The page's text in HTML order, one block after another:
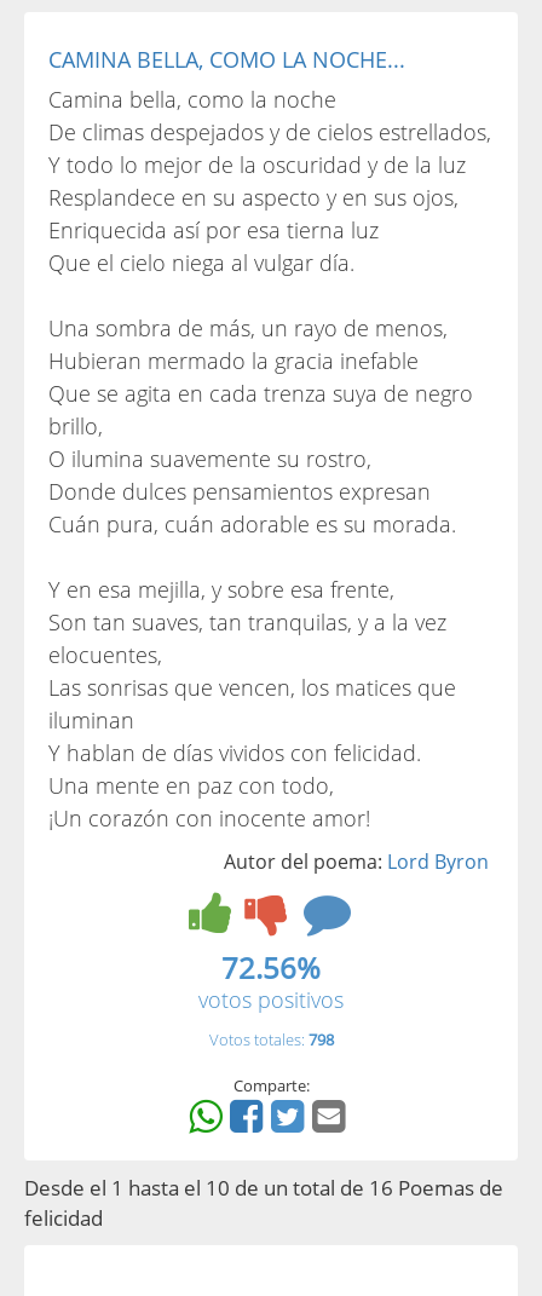
CAMINA BELLA, COMO LA NOCHE...
Camina bella, como la noche
De climas despejados y de cielos estrellados,
Y todo lo mejor de la oscuridad y de la luz
Resplandece en su aspecto y en sus ojos,
Enriquecida así por esa tierna luz
Que el cielo niega al vulgar día.
Una sombra de más, un rayo de menos,
Hubieran mermado la gracia inefable
Que se agita en cada trenza suya de negro
brillo,
O ilumina suavemente su rostro,
Donde dulces pensamientos expresan
Cuán pura, cuán adorable es su morada.
Y en esa mejilla, y sobre esa frente,
Son tan suaves, tan tranquilas, y a la vez
elocuentes,
Las sonrisas que vencen, los matices que
iluminan
Y hablan de días vividos con felicidad.
Una mente en paz con todo,
¡Un corazón con inocente amor!
Autor del poema: Lord Byron
72.56%
votos positivos
Votos totales: 798
Comparte:
Desde el 1 hasta el 10 de un total de 16 Poemas de
felicidad